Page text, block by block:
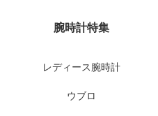
腕時計特集
レディース腕時計
ウブロ